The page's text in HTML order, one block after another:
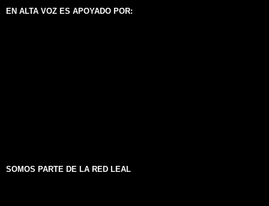
EN ALTA VOZ ES APOYADO POR:
SOMOS PARTE DE LA RED LEAL